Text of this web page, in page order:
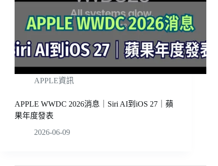
APPLE資訊
APPLE WWDC 2026消息｜Siri AI到iOS 27｜蘋
果年度發表
2026-06-09